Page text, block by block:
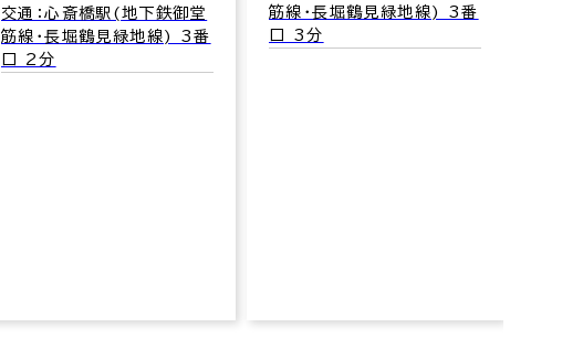
交通：心斎橋駅(地下鉄御堂
筋線･長堀鶴見緑地線) 3番
口 2分
筋線･長堀鶴見緑地線) 3番
口 3分